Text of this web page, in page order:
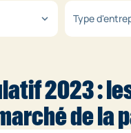
expand_more Type
2023 :
de la